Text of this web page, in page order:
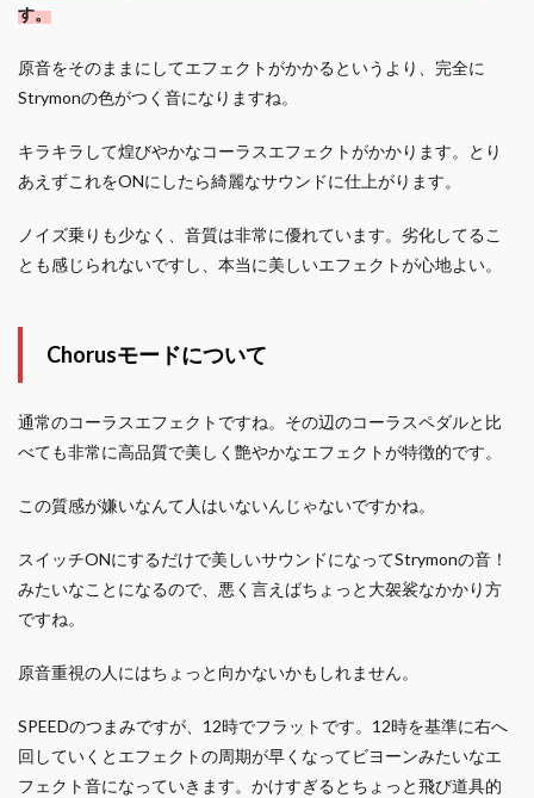
す。
原音をそのままにしてエフェクトがかかるというより、完全に
Strymonの色がつく音になりますね。
キラキラして煌びやかなコーラスエフェクトがかかります。とり
あえずこれをONにしたら綺麗なサウンドに仕上がります。
ノイズ乗りも少なく、音質は非常に優れています。劣化してるこ
とも感じられないですし、本当に美しいエフェクトが心地よい。
Chorusモードについて
通常のコーラスエフェクトですね。その辺のコーラスペダルと比
べても非常に高品質で美しく艶やかなエフェクトが特徴的です。
この質感が嫌いなんて人はいないんじゃないですかね。
スイッチONにするだけで美しいサウンドになってStrymonの音！
みたいなことになるので、悪く言えばちょっと大袈裟なかかり方
ですね。
原音重視の人にはちょっと向かないかもしれません。
SPEEDのつまみですが、12時でフラットです。12時を基準に右へ
回していくとエフェクトの周期が早くなってビヨーンみたいなエ
フェクト音になっていきます。かけすぎるとちょっと飛び道具的